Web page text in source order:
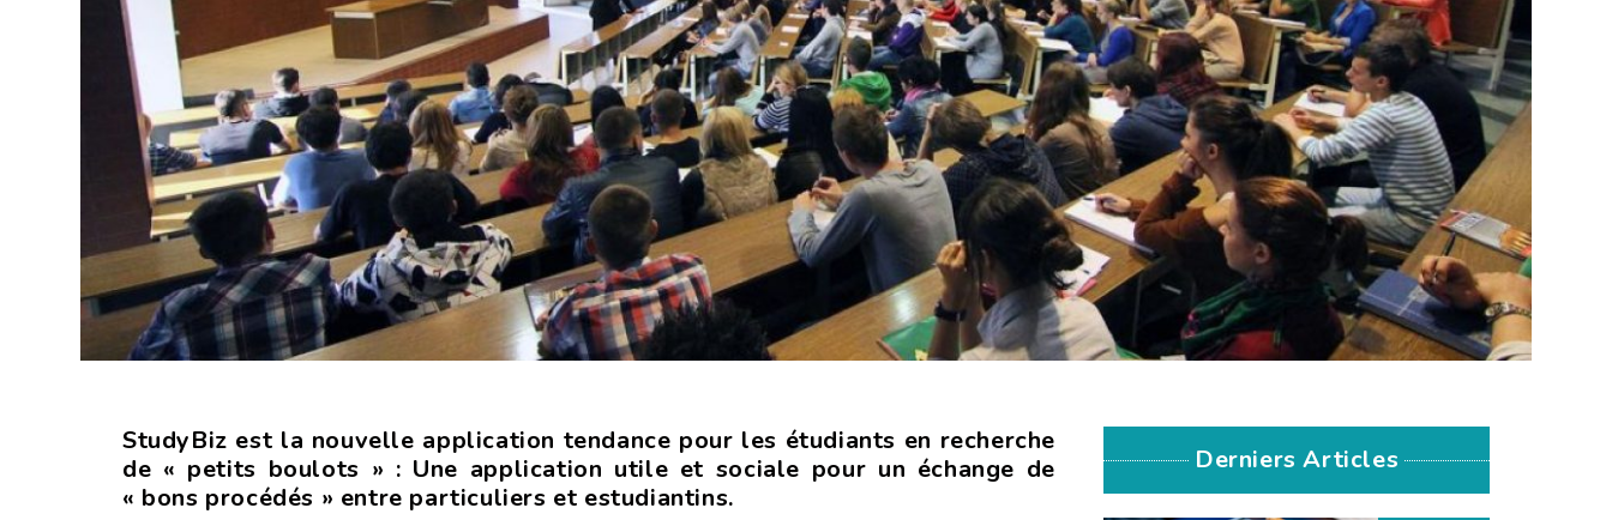
StudyBiz est la nouvelle application tendance pour les étudiants en recherche
de « petits boulots » : Une application utile et sociale pour un échange de
« bons procédés » entre particuliers et estudiantins.
Derniers Articles